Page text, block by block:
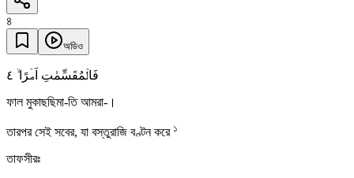
৪
অডিও
فَالۡمُقَسِّمٰتِ اَمۡرًا ۙ ٤
ফাল মুকাছছিমা-তি আমরা-।
তারপর সেই সবের, যা বস্তুরাজি বণ্টন করে ১
তাফসীরঃ